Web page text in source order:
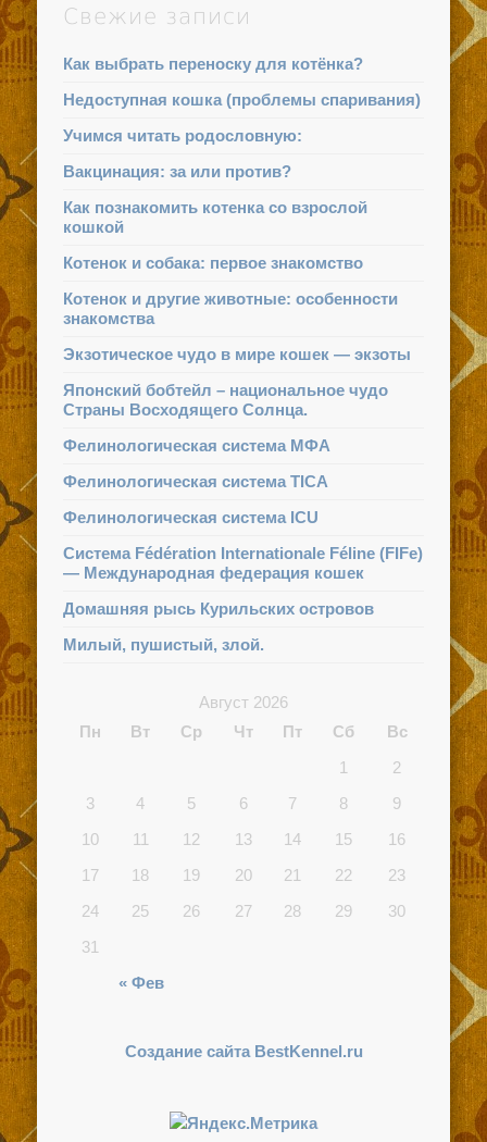
Свежие записи
Как выбрать переноску для котёнка?
Недоступная кошка (проблемы спаривания)
Учимся читать родословную:
Вакцинация: за или против?
Как познакомить котенка со взрослой
кошкой
Котенок и собака: первое знакомство
Котенок и другие животные: особенности
знакомства
Экзотическое чудо в мире кошек — экзоты
Японский бобтейл – национальное чудо
Страны Восходящего Солнца.
Фелинологическая система МФА
Фелинологическая система TICA
Фелинологическая система ICU
Система Fédération Internationale Féline (FIFe)
— Международная федерация кошек
Домашняя рысь Курильских островов
Милый, пушистый, злой.
Август 2026
Пн
Вт Ср Чт Пт Сб Вс
« Фев
1
2
3
4 5 6 7 8
9
10
11 12 13 14 15
16
17
18 19 20 21 22
23
24
25 26 27 28 29
30
31
Создание сайта BestKennel.ru